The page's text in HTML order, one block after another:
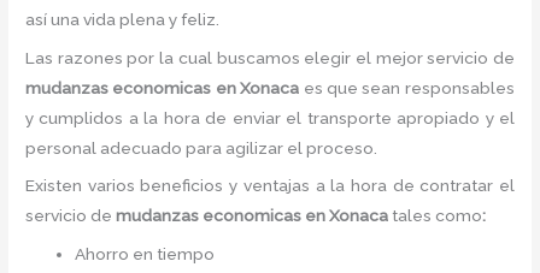
así una vida plena y feliz.
Las razones por la cual buscamos elegir el mejor servicio de
mudanzas economicas en Xonaca es que sean responsables
y cumplidos a la hora de enviar el transporte apropiado y el
personal adecuado para agilizar el proceso.
Existen varios beneficios y ventajas a la hora de contratar el
servicio de mudanzas economicas en Xonaca tales como:
Ahorro en tiempo